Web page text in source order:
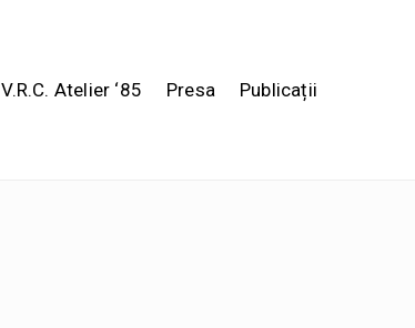
V.R.C. Atelier ‘85 Presa Publicații